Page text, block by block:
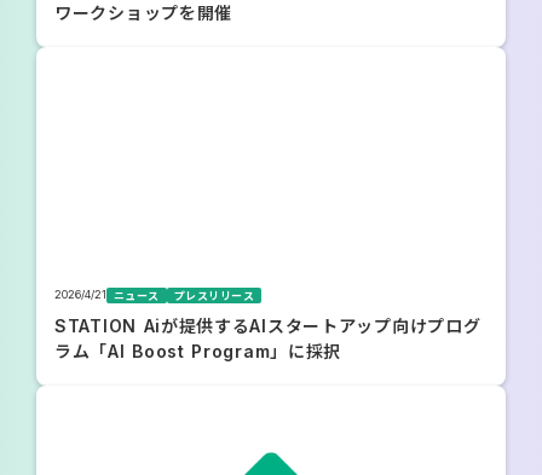
ワークショップを開催
ニュース プレスリリース
2026/4/21
STATION Aiが提供するAIスタートアップ向けプログ
ラム「AI Boost Program」に採択